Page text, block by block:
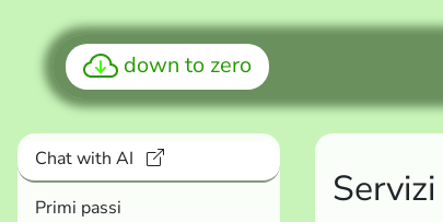
down to zero
Chat with AI
Primi passi
Servizi